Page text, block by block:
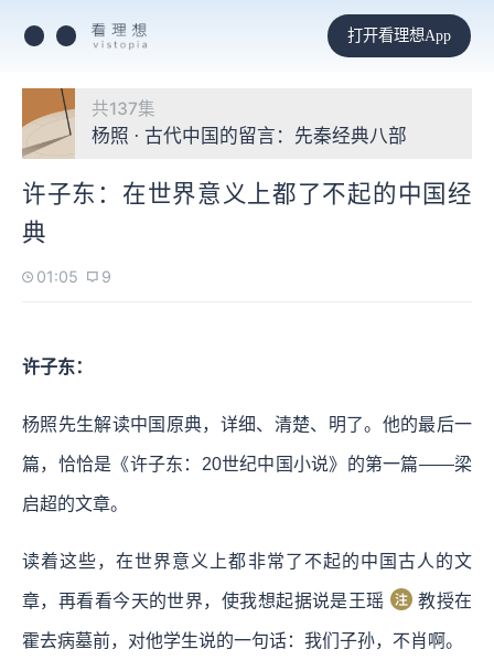
打开看理想App
共137集
杨照 · 古代中国的留言：先秦经典八部
许子东：在世界意义上都了不起的中国经
典
01:05 9
许子东：
杨照先生解读中国原典，详细、清楚、明了。他的最后一
篇，恰恰是《许子东：20世纪中国小说》的第一篇——梁
启超的文章。
读着这些，在世界意义上都非常了不起的中国古人的文
章，再看看今天的世界，使我想起据说是王瑶 教授在
霍去病墓前，对他学生说的一句话：我们子孙，不肖啊。